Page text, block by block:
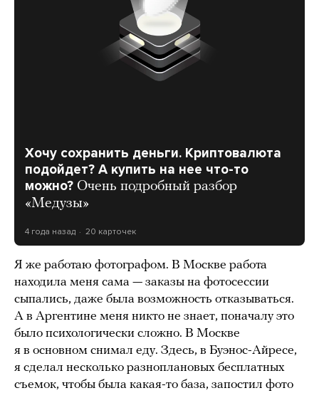
Хочу сохранить деньги. Криптовалюта
подойдет? А купить на нее что-то
можно? Очень подробный разбор
«Медузы»
4 года назад 20 карточек
Я же работаю фотографом. В Москве работа
находила меня сама — заказы на фотосессии
сыпались, даже была возможность отказываться.
А в Аргентине меня никто не знает, поначалу это
было психологически сложно. В Москве
я в основном снимал еду. Здесь, в Буэнос-Айресе,
я сделал несколько разноплановых бесплатных
съемок, чтобы была какая-то база, запостил фото